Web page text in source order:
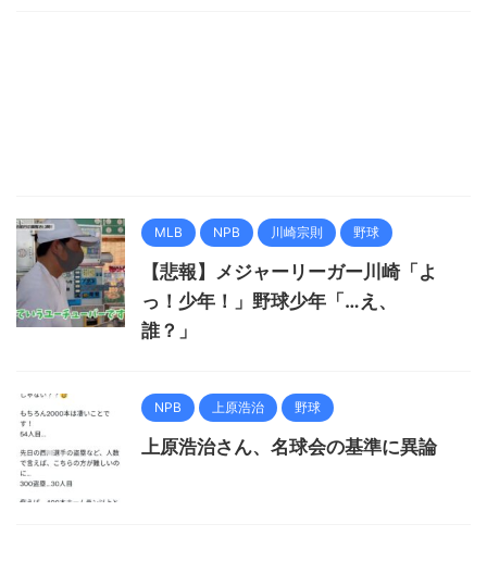
MLB NPB 川崎宗則 野球
【悲報】メジャーリーガー川崎「よ
っ！少年！」野球少年「…え、
誰？」
NPB 上原浩治 野球
上原浩治さん、名球会の基準に異論